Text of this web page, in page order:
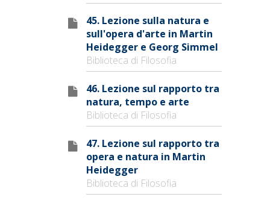
45. Lezione sulla natura e
sull'opera d'arte in Martin
Heidegger e Georg Simmel
Biblioteca di Filosofia
46. Lezione sul rapporto tra
natura, tempo e arte
Biblioteca di Filosofia
47. Lezione sul rapporto tra
opera e natura in Martin
Heidegger
Biblioteca di Filosofia